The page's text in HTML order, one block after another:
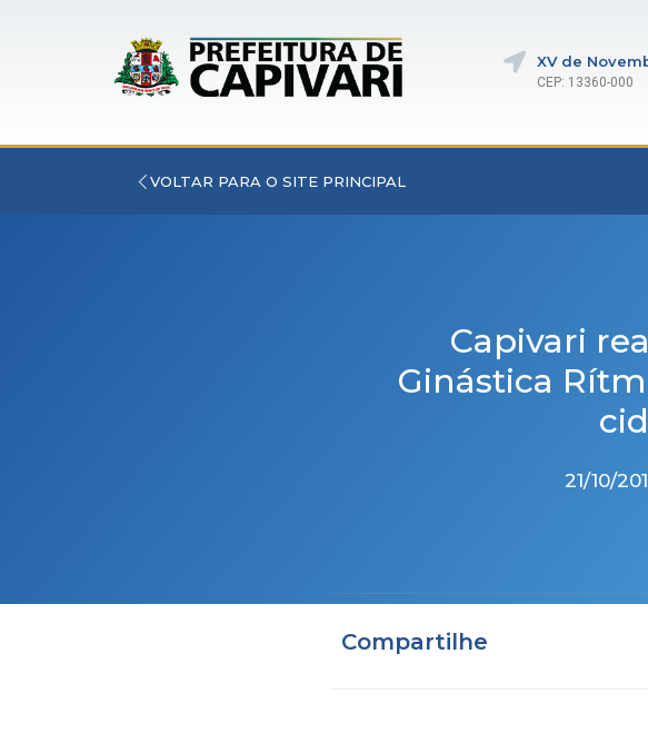
XV de
CEP: 13360-000
VOLTAR PARA O SITE PRINCIPAL
Capivari
Ginástica
21/10/
Compartilhe